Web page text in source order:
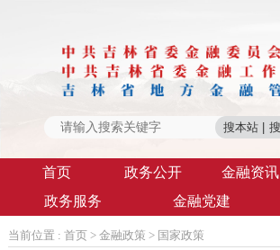
首页 政务公开 金融资讯
政务服务
金融党建
当前位置 : 首页 > 金融政策 > 国家政策